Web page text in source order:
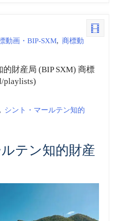
動画・BIP-SXM, 商標動
財産局 (BIP SXM) 商標
playlists)
, シント・マールテン知的
テン知的財産